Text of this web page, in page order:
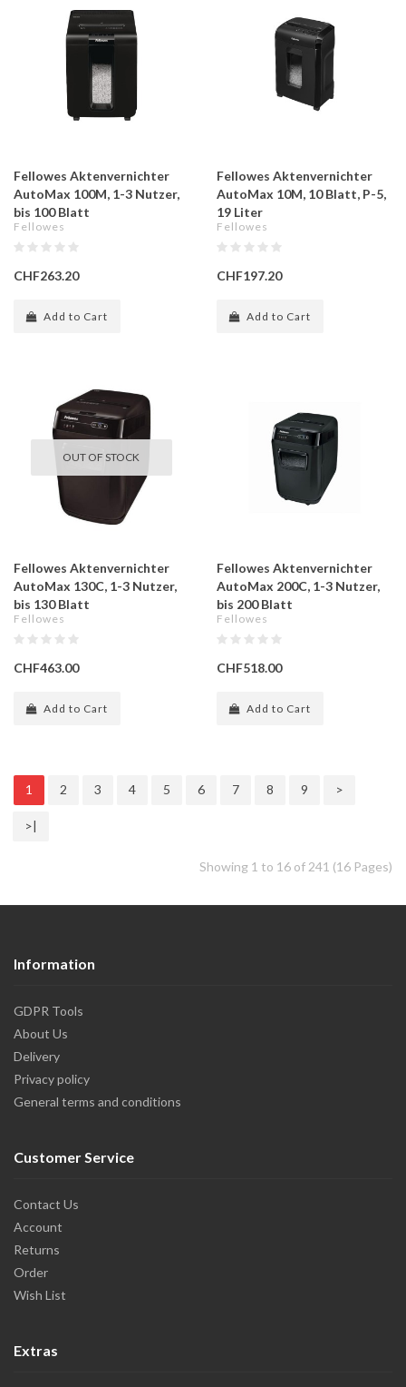
Fellowes Aktenvernichter
AutoMax 100M, 1-3 Nutzer,
bis 100 Blatt
Fellowes
CHF263.20
Add to Cart
Fellowes Aktenvernichter
AutoMax 10M, 10 Blatt, P-5,
19 Liter
Fellowes
CHF197.20
Add to Cart
OUT OF STOCK
Fellowes Aktenvernichter
AutoMax 130C, 1-3 Nutzer,
bis 130 Blatt
Fellowes
CHF463.00
Add to Cart
Fellowes Aktenvernichter
AutoMax 200C, 1-3 Nutzer,
bis 200 Blatt
Fellowes
CHF518.00
Add to Cart
1 2 3 4 5 6 7 8 9 >
>|
Showing 1 to 16 of 241 (16 Pages)
Information
GDPR Tools
About Us
Delivery
Privacy policy
General terms and conditions
Customer Service
Contact Us
Account
Returns
Order
Wish List
Extras